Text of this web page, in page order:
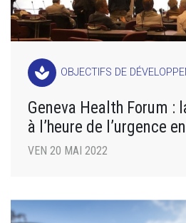
spa OBJECTIFS DE
Geneva Health Forum :
à l’heure de l’urgence
VEN 20 MAI 2022